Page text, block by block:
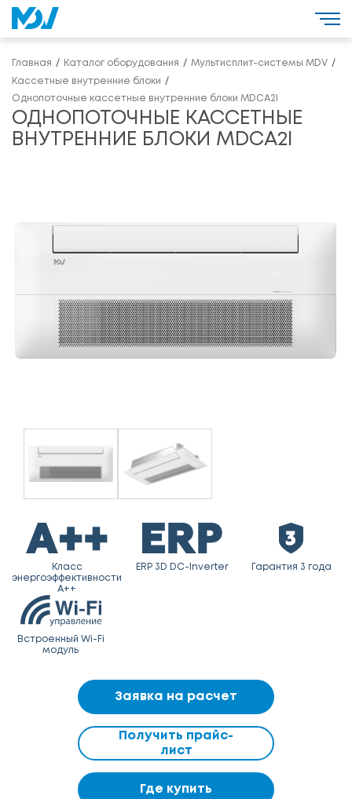
Главная Каталог оборудования Мультисплит-системы MDV
Кассетные внутренние блоки
Однопоточные кассетные внутренние блоки MDCA2I
ОДНОПОТОЧНЫЕ КАССЕТНЫЕ
ВНУТРЕННИЕ БЛОКИ MDCA2I
Класс
энергоэффективности
A++
ERP 3D DC-Inverter Гарантия 3 года
Встроенный Wi-Fi
модуль
Заявка на расчет
Получить прайс-
лист
Где купить